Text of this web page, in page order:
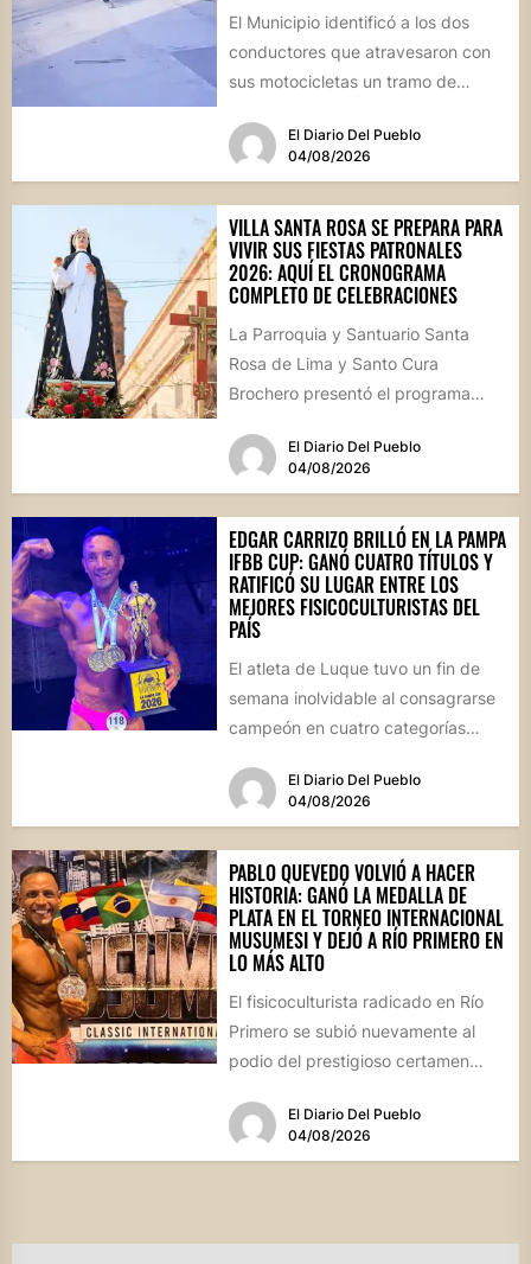
El Municipio identificó a los dos
conductores que atravesaron con
sus motocicletas un tramo de
calle...
El Diario Del Pueblo
04/08/2026
VILLA SANTA ROSA SE PREPARA PARA
VIVIR SUS FIESTAS PATRONALES
2026: AQUÍ EL CRONOGRAMA
COMPLETO DE CELEBRACIONES
La Parroquia y Santuario Santa
Rosa de Lima y Santo Cura
Brochero presentó el programa
El Diario Del Pueblo
04/08/2026
EDGAR CARRIZO BRILLÓ EN LA PAMPA
IFBB CUP: GANÓ CUATRO TÍTULOS Y
RATIFICÓ SU LUGAR ENTRE LOS
MEJORES FISICOCULTURISTAS DEL
PAÍS
El atleta de Luque tuvo un fin de
semana inolvidable al consagrarse
campeón en cuatro categorías
competencia...El Diario Del Pueblo
04/08/2026
PABLO QUEVEDO VOLVIÓ A HACER
HISTORIA: GANÓ LA MEDALLA DE
PLATA EN EL TORNEO INTERNACIONAL
MUSUMESI Y DEJÓ A RÍO PRIMERO EN
LO MÁS ALTO
El fisicoculturista radicado en Río
Primero se subió nuevamente al
podio del prestigioso certamen
este fin de...El Diario Del Pueblo
04/08/2026